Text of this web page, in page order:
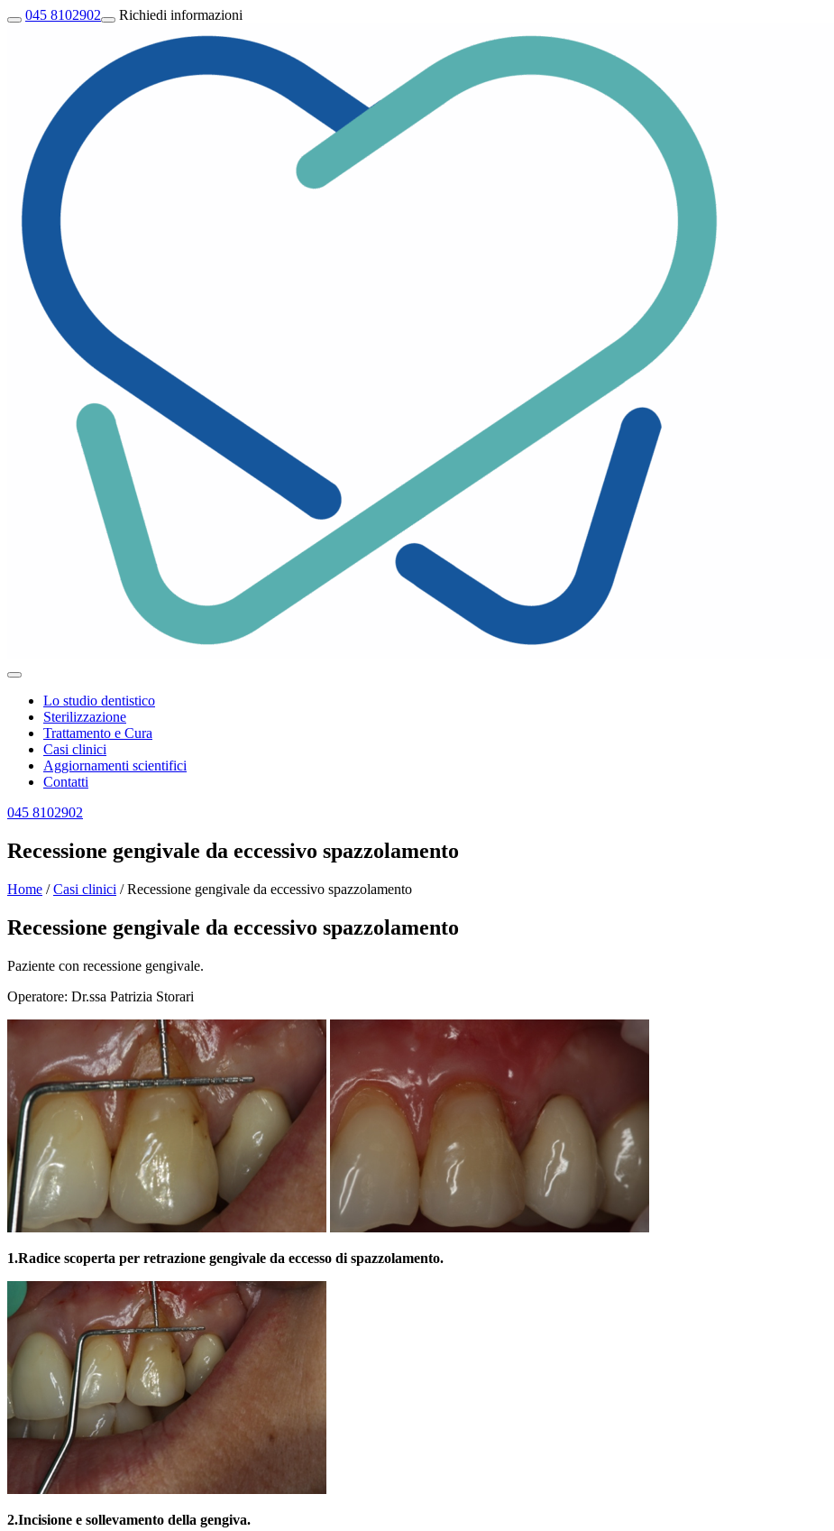
045 8102902 Richiedi informazioni
Lo studio dentistico
Sterilizzazione
Trattamento e Cura
Casi clinici
Aggiornamenti scientifici
Contatti
045 8102902
Recessione gengivale da eccessivo spazzolamento
Home /Casi clinici /Recessione gengivale da eccessivo spazzolamento
Recessione gengivale da eccessivo spazzolamento
Paziente con recessione gengivale.
Operatore: Dr.ssa Patrizia Storari
1.Radice scoperta per retrazione gengivale da eccesso di spazzolamento.
2.Incisione e sollevamento della gengiva.